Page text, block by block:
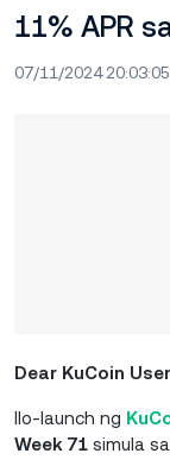
11% APR
07/11/2024 20:03:05
Dear KuCoin
Ilo-launch ng
Week 71 simula